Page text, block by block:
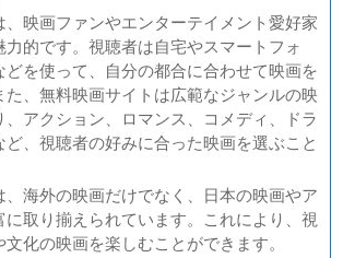
映画ファンやエンターテイメント愛好家
的です。視聴者は自宅やスマートフォ
どを使って、自分の都合に合わせて映画を
、無料映画サイトは広範なジャンルの映
アクション、ロマンス、コメディ、ドラ
、視聴者の好みに合った映画を選ぶこと
海外の映画だけでなく、日本の映画やア
に取り揃えられています。これにより、視
化の映画を楽しむことができます。